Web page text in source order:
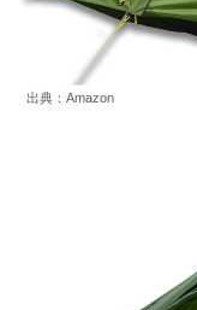
出典：Amazon